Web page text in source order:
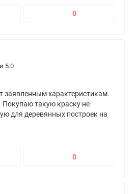
0
5.0
заявленным характеристикам.
Покупаю такую краску не
для деревянных построек на
0